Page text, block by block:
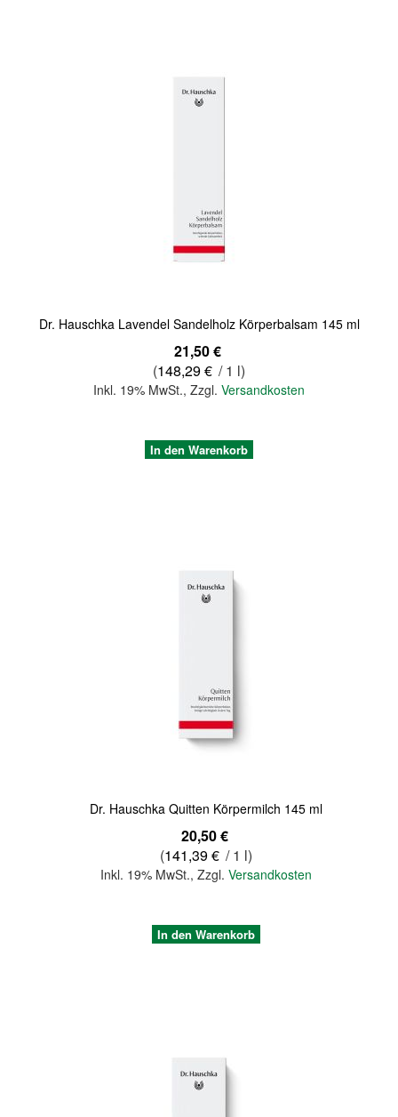
Dr. Hauschka Lavendel Sandelholz Körperbalsam 145 ml
21,50 €
(148,29 € / 1 l)
Inkl. 19% MwSt., Zzgl. Versandkosten
In den Warenkorb
Dr. Hauschka Quitten Körpermilch 145 ml
20,50 €
(141,39 € / 1 l)
Inkl. 19% MwSt.,Zzgl.Versandkosten
In den Warenkorb